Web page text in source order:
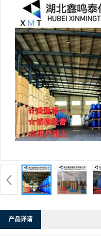
产品详请